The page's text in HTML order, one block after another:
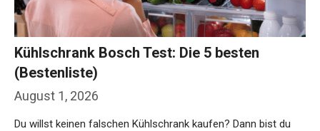
August 1, 2026
Kühlschrank Bosch Test: Die 5 besten
(Bestenliste)
Du willst keinen falschen Kühlschrank kaufen? Dann bist du